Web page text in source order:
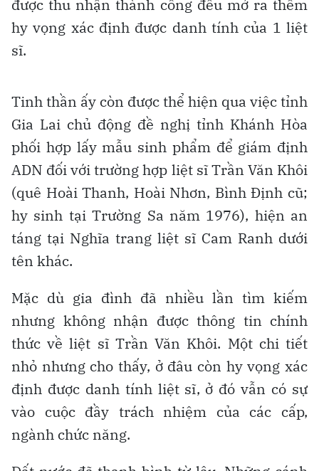
được thu nhận thành công đều mở ra thêm
hy vọng xác định được danh tính của 1 liệt
sĩ.
Tinh thần ấy còn được thể hiện qua việc tỉnh
Gia Lai chủ động đề nghị tỉnh Khánh Hòa
phối hợp lấy mẫu sinh phẩm để giám định
ADN đối với trường hợp liệt sĩ Trần Văn Khôi
(quê Hoài Thanh, Hoài Nhơn, Bình Định cũ;
hy sinh tại Trường Sa năm 1976), hiện an
táng tại Nghĩa trang liệt sĩ Cam Ranh dưới
tên khác.
Mặc dù gia đình đã nhiều lần tìm kiếm
nhưng không nhận được thông tin chính
thức về liệt sĩ Trần Văn Khôi. Một chi tiết
nhỏ nhưng cho thấy, ở đâu còn hy vọng xác
định được danh tính liệt sĩ, ở đó vẫn có sự
vào cuộc đầy trách nhiệm của các cấp,
ngành chức năng.